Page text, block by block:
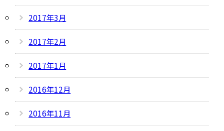
2017年3月
2017年2月
2017年1月
2016年12月
2016年11月